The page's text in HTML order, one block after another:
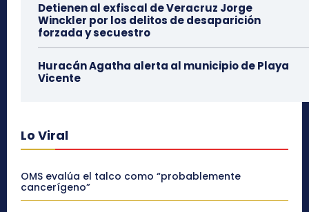
Detienen al exfiscal de Veracruz Jorge
Winckler por los delitos de desaparición
forzada y secuestro
Huracán Agatha alerta al municipio de Playa
Vicente
Lo Viral
OMS evalúa el talco como “probablemente
cancerígeno”